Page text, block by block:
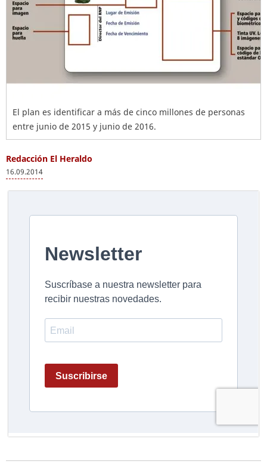
El plan es identificar a más de cinco millones de personas
entre junio de 2015 y junio de 2016.
Redacción El Heraldo
16.09.2014